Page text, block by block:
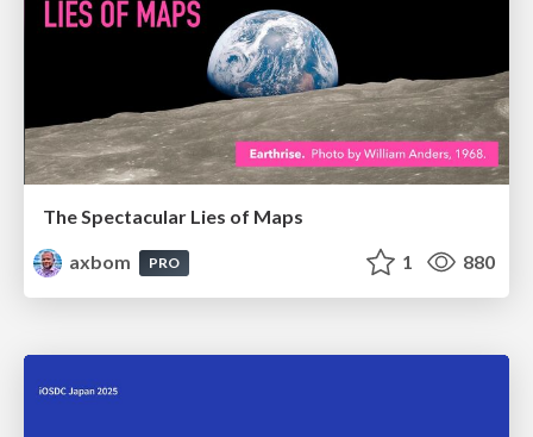
The Spectacular Lies of Maps
axbom
PRO 1 880